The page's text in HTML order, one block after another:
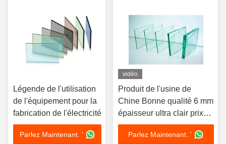
Légende de l'utilisation
de l'équipement pour la
fabrication de l'électricité
Parlez Maintenant. '
vidéo
Produit de l'usine de
Chine Bonne qualité 6 mm
épaisseur ultra clair prix
élevé de sécurité
Parlez Maintenant. '